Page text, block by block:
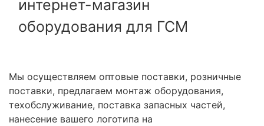
интернет-магазин
оборудования для ГСМ
Мы осуществляем оптовые поставки, розничные
поставки, предлагаем монтаж оборудования,
техобслуживание, поставка запасных частей,
нанесение вашего логотипа на